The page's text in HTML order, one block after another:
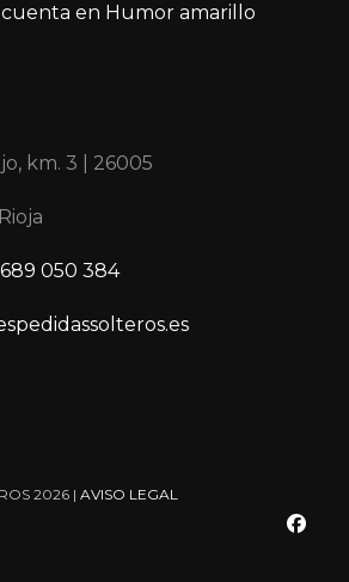
cuenta en Humor amarillo
km. 3 | 26005
689 050 384
2026 | AVISO LEGAL